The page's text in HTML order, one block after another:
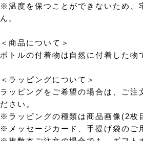
※温度を保つことができないため、
ん。
＜商品について＞
ボトルの付着物は自然に付着した物
＜ラッピングについて＞
ラッピングをご希望の場合は、ご注
ださい。
※ラッピングの種類は商品画像(2枚
※メッセージカード、手提げ袋のご